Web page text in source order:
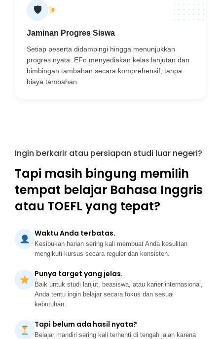
🛡
Jaminan Progres Siswa
Setiap peserta didampingi hingga menunjukkan
progres nyata. EFo menyediakan kelas lanjutan dan
bimbingan tambahan secara komprehensif, tanpa
biaya tambahan.
Ingin berkarir atau persiapan studi luar negeri?
Tapi masih bingung memilih
tempat belajar Bahasa Inggris
atau TOEFL yang tepat?
Waktu Anda terbatas.
Kesibukan harian sering kali membuat Anda kesulitan
mengikuti kursus secara reguler dan konsisten.
Punya target yang jelas.
Baik untuk studi lanjut, beasiswa, atau karier internasional,
Anda tentu ingin belajar secara fokus dan sesuai
kebutuhan.
Tapi belum ada hasil nyata?
Belajar mandiri sering kali terhenti di tengah jalan karena